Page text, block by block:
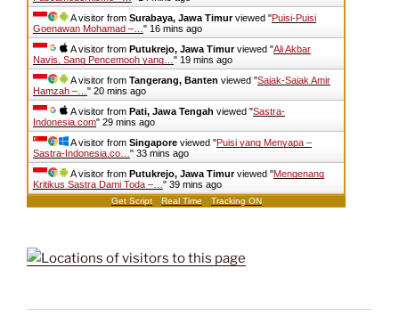
A visitor from Surabaya, Jawa Timurviewed "Puisi-Puisi
Goenawan Mohamad –… " 16 mins ago
A visitor from Putukrejo, Jawa Timurviewed "Ali Akbar
Navis, Sang Pencemooh yang… " 19 mins ago
A visitor from Tangerang, Banten viewed "Sajak-Sajak Amir
Hamzah –… " 20 mins ago
A visitor from Pati, Jawa Tengah viewed "Sastra-
Indonesia.com" 29 mins ago
A visitor from Singapore viewed "Puisi yang Menyapa –
Sastra-Indonesia.co… " 33 mins ago
A visitor from Putukrejo, Jawa Timurviewed "Mengenang
Kritikus Sastra Dami Toda –… " 39 mins ago
Get Script Real Time Tracking ON